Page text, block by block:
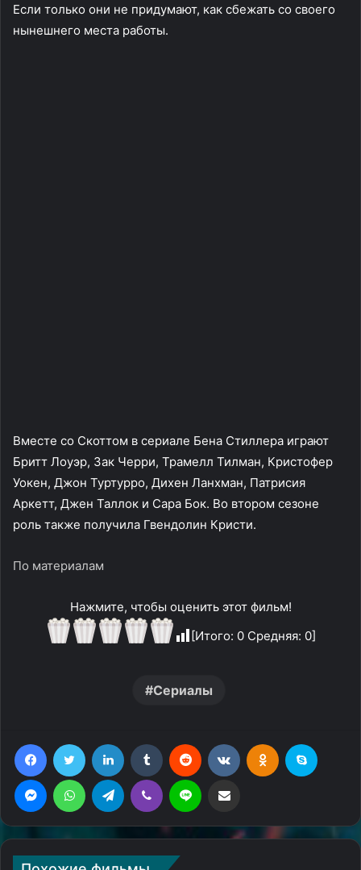
Если только они не придумают, как сбежать со своего
нынешнего места работы.
Вместе со Скоттом в сериале Бена Стиллера играют
Бритт Лоуэр, Зак Черри, Трамелл Тилман, Кристофер
Уокен, Джон Туртурро, Дихен Ланхман, Патрисия
Аркетт, Джен Таллок и Сара Бок. Во втором сезоне
роль также получила Гвендолин Кристи.
По материалам
Нажмите, чтобы оценить этот фильм!
[Итого: 0Средняя: 0]
Сериалы
FacebookTwitter LinkedIn Tumblr Reddit ВконтактеОдноклассники
MessengerWhatsAppTelegram Viber Line Поделиться через электронную почту